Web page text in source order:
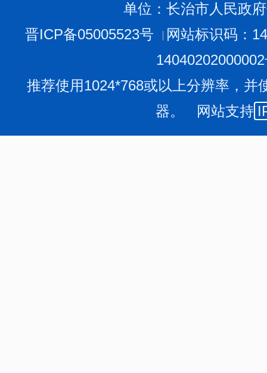
单位：长治市人民政
晋ICP备05005523号
网站标识码：
推荐使用1024*768或以上分辨率，并
器。 网站支持